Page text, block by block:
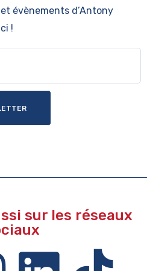
évènements d’Antony
!
sur les réseaux